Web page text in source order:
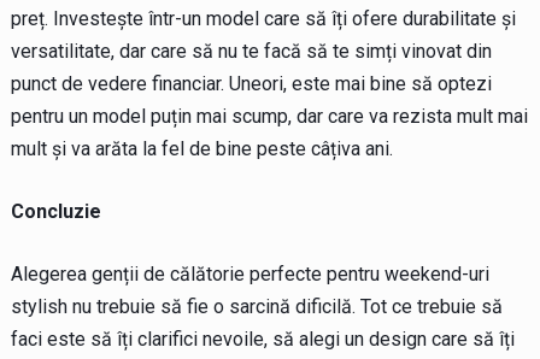
preț. Investește într-un model care să îți ofere durabilitate și
versatilitate, dar care să nu te facă să te simți vinovat din
punct de vedere financiar. Uneori, este mai bine să optezi
pentru un model puțin mai scump, dar care va rezista mult mai
mult și va arăta la fel de bine peste câțiva ani.
Concluzie
Alegerea genții de călătorie perfecte pentru weekend-uri
stylish nu trebuie să fie o sarcină dificilă. Tot ce trebuie să
faci este să îți clarifici nevoile, să alegi un design care să îți